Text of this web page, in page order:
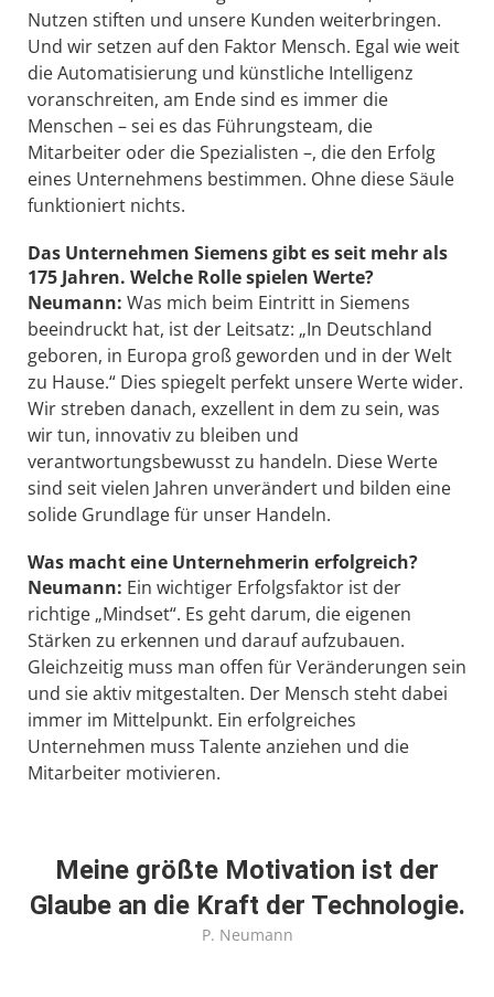
Nutzen stiften und unsere Kunden weiterbringen.
Und wir setzen auf den Faktor Mensch. Egal wie weit
die Automatisierung und künstliche Intelligenz
voranschreiten, am Ende sind es immer die
Menschen – sei es das Führungsteam, die
Mitarbeiter oder die Spezialisten –, die den Erfolg
eines Unternehmens bestimmen. Ohne diese Säule
funktioniert nichts.
Das Unternehmen Siemens gibt es seit mehr als
175 Jahren. Welche Rolle spielen Werte?
Neumann: Was mich beim Eintritt in Siemens
beeindruckt hat, ist der Leitsatz: „In Deutschland
geboren, in Europa groß geworden und in der Welt
zu Hause.“ Dies spiegelt perfekt unsere Werte wider.
Wir streben danach, exzellent in dem zu sein, was
wir tun, innovativ zu bleiben und
verantwortungsbewusst zu handeln. Diese Werte
sind seit vielen Jahren unverändert und bilden eine
solide Grundlage für unser Handeln.
Was macht eine Unternehmerin erfolgreich?
Neumann: Ein wichtiger Erfolgsfaktor ist der
richtige „Mindset“. Es geht darum, die eigenen
Stärken zu erkennen und darauf aufzubauen.
Gleichzeitig muss man offen für Veränderungen sein
und sie aktiv mitgestalten. Der Mensch steht dabei
immer im Mittelpunkt. Ein erfolgreiches
Unternehmen muss Talente anziehen und die
Mitarbeiter motivieren.
Meine größte Motivation ist der
Glaube an die Kraft der Technologie.
P. Neumann